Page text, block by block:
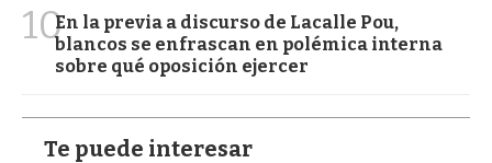
10En la previa a discurso de Lacalle Pou,
blancos se enfrascan en polémica interna
sobre qué oposición ejercer
Te puede interesar